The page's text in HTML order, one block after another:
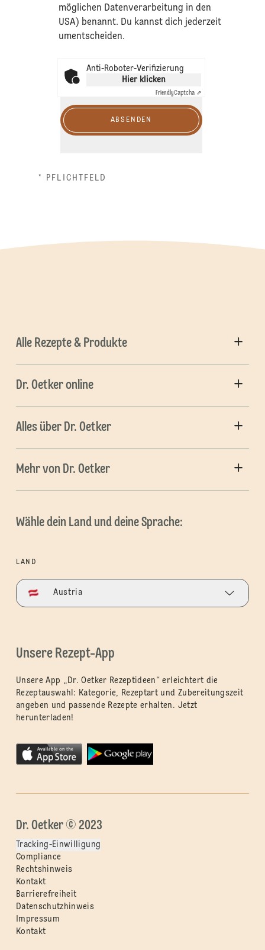
möglichen Datenverarbeitung in den
USA) benannt. Du kannst dich jederzeit
umentscheiden.
Anti-Roboter-Verifizierung
Hier klicken
FriendlyCaptcha ⇗
ABSENDEN
* PFLICHTFELD
Alle Rezepte & Produkte
Dr. Oetker online
Alles über Dr. Oetker
Mehr von Dr. Oetker
Wähle dein Land und deine Sprache:
LAND
Austria
Unsere Rezept-App
Unsere App „Dr. Oetker Rezeptideen“ erleichtert die
Rezeptauswahl: Kategorie, Rezeptart und Zubereitungszeit
angeben und passende Rezepte erhalten. Jetzt
herunterladen!
Dr. Oetker © 2023
Tracking-Einwilligung
Compliance
Rechtshinweis
Kontakt
Barrierefreiheit
Datenschutzhinweis
Impressum
Kontakt